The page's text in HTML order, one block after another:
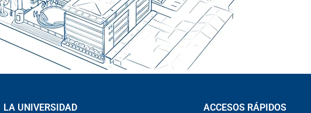
LA UNIVERSIDAD ACCESOS RÁPIDOS